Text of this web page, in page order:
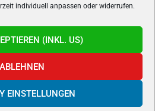
individuell anpassen oder widerrufen.
(INKL. US)
ABLEHNEN
EINSTELLUNGEN